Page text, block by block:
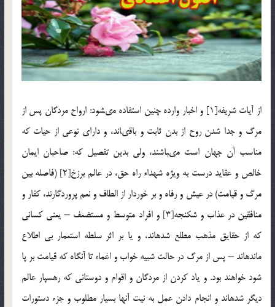
از آيات شريفه[1] و اخبار وارده چنين استفاده مى‏شود: ارواح مردگان پس از
مرگ و جدا شدن روح از بدن ثابت و باقى‏اند، و داراى نوعى از حيات كه
مناسب آن جهان است مى‏باشند، ولى بدين تفصيل كه: صاحبان ايمان
خالص و عقايد درست به ويژه شهداء راه حق، در عالم برزخ[2] (فاصله بين
مرگ و قيامت) در عيش و رفاه و بر خوردار از الطاف و نعم پروردگارند، كفار و
منافقين در عذاب و شكنجه[3] و افراد متوسط و مستضعف – يعنى كسانى
كه از حقايق مذهب مطلع شده‏اند، و يا بر اثر سلطه استعمار بى اطلاع
مانده‏اند – پس از مرگ در حالت شبيه خواب و اغماء تا آنگاه كه قيامت بر پا
شود خواهند بود. و ياد كردن از مردگان و اقوام و دوستانى كه رهسپار عالم
ديگر شده‏اند و انجام دادن عمل به نيت آنها بسيار مطلوب و جزء دستورات